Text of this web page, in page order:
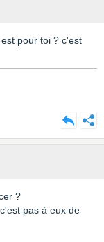
est pour toi ? c'est
?
pas à eux de